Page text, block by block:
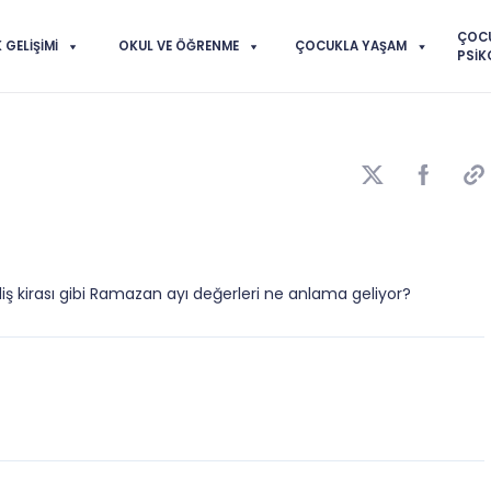
OKUL VE ÖĞRENME ÇOCUKLA YAŞAM
gibi Ramazan ayı değerleri ne anlama geliyor?